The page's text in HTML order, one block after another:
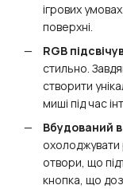
ігрових
поверхні.
RGB
стильно.
створити
миші під час
Вбудований
охолоджувати
отвори, що
кнопка, що